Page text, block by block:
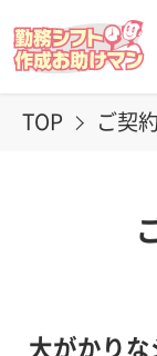
TOP ご契
大がかりな